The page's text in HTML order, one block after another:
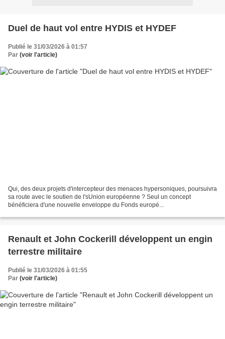
Duel de haut vol entre HYDIS et HYDEF
Publié le 31/03/2026 à 01:57
Par (voir l'article)
Qui, des deux projets d'intercepteur des menaces hypersoniques, poursuivra
sa route avec le soutien de l'sUnion européenne ? Seul un concept
bénéficiera d'une nouvelle enveloppe du Fonds europé...
Renault et John Cockerill développent un engin
terrestre militaire
Publié le 31/03/2026 à 01:55
Par (voir l'article)